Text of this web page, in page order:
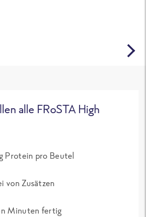
alle FRoSTA High
Protein pro Beutel
von Zusätzen
Minuten fertig